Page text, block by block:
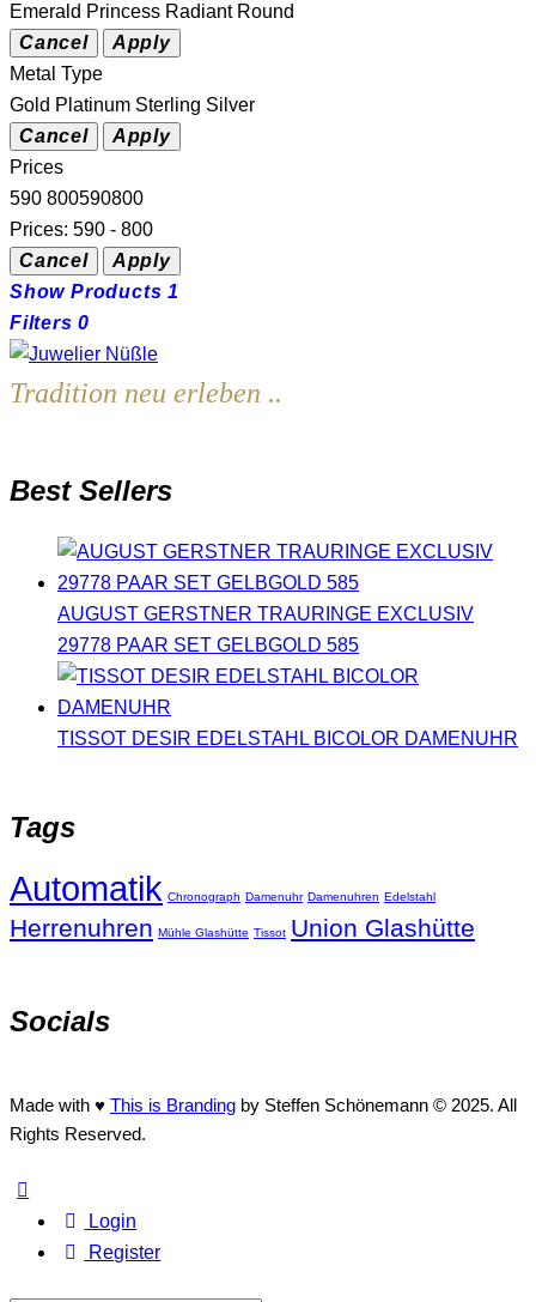
Emerald Princess Radiant Round
Metal Type
Gold Platinum Sterling Silver
Prices
590 800590800
Prices: 590 - 800
Show Products 1
Filters 0
Tradition neu erleben ..
Best Sellers
AUGUST GERSTNER TRAURINGE EXCLUSIV
29778 PAAR SET GELBGOLD 585
TISSOT DESIR EDELSTAHL BICOLOR DAMENUHR
Tags
Automatik Chronograph Damenuhr Damenuhren Edelstahl
Herrenuhren Mühle Glashütte Tissot Union Glashütte
Socials
Made with ♥ This is Branding by Steffen Schönemann © 2025. All
Rights Reserved.
Login
Register